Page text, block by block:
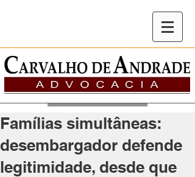
Famílias simultâneas:
desembargador defende
legitimidade, desde que